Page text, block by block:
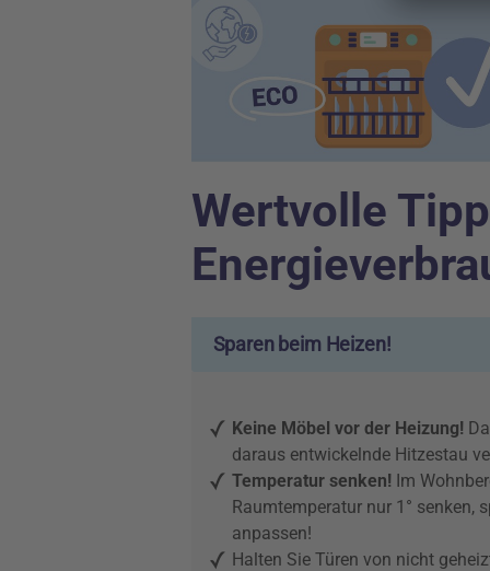
Wertvolle
Sparen beim Heizen!
Keine Möbel vor der Heizung!
daraus entwickelnde Hitzestau
Temperatur senken!Im
Raumtemperatur nur 1° senken,
anpassen!
Halten Sie Türen von nicht